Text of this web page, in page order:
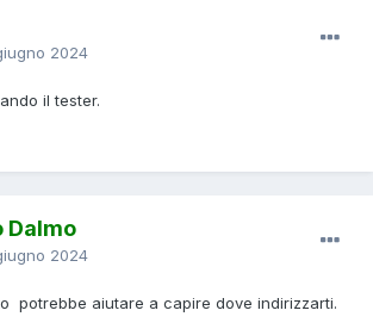
2024
il tester.
Dalmo
2024
potrebbe aiutare a capire dove indirizzarti.